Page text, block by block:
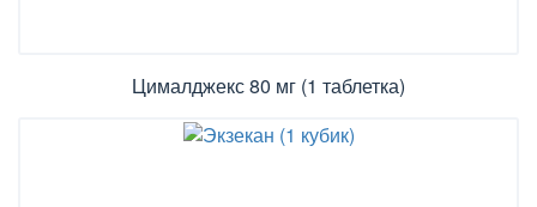
Цималджекс 80 мг (1 таблетка)